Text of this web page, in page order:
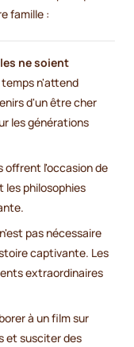
famille :
ne soient
temps n'attend
d'un être cher
les générations
offrent l'occasion de
les philosophies
pas nécessaire
captivante. Les
extraordinaires
à un film sur
et susciter des